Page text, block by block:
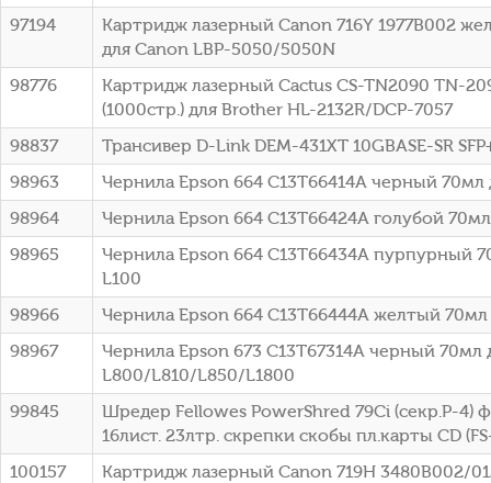
97194
Картридж лазерный Canon 716Y 1977B002
для Canon LBP-5050/5050N
98776
Картридж лазерный Cactus CS-TN2090 TN-
(1000стр.) для Brother HL-2132R/DCP-7057
98837
Трансивер D-Link DEM-431XT 10GBASE-SR
98963
Чернила Epson 664 C13T66414A черный 70мл
98964
Чернила Epson 664 C13T66424A голубой
98965
Чернила Epson 664 C13T66434A пурпурный
L100
98966
Чернила Epson 664 C13T66444A желтый 70мл
98967
Чернила Epson 673 C13T67314A черный 70мл
L800/L810/L850/L1800
99845
Шредер Fellowes PowerShred 79Ci (секр.P-4)
16лист. 23лтр. скрепки скобы пл.карты CD
100157
Картридж лазерный Canon 719H 3480B002/